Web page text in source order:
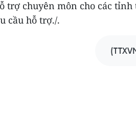
trợ chuyên môn cho các tỉnh
cầu hỗ trợ./.